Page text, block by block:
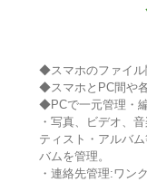
◆スマホのファイル
◆スマホとPC間や
◆PCで一元管理・
・写真、ビデオ、
ティスト・アルバ
バムを管理。
・連絡先管理:ワン